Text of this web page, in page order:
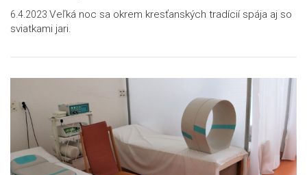
6.4.2023 Veľká noc sa okrem kresťanských tradícií spája aj so
sviatkami jari.